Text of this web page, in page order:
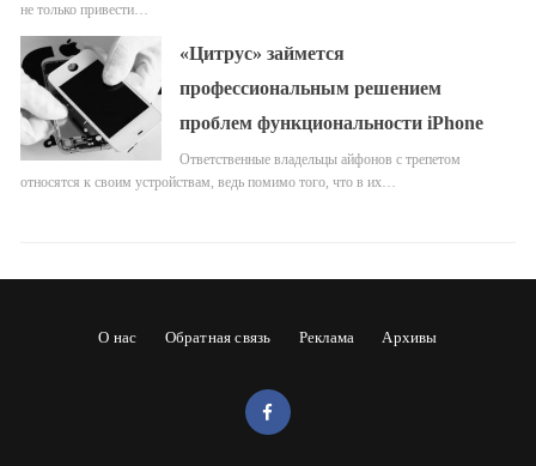
не только привести…
«Цитрус» займется
профессиональным решением
проблем функциональности iPhone
Ответственные владельцы айфонов с трепетом
относятся к своим устройствам, ведь помимо того, что в их…
О нас Обратная связь Реклама Архивы